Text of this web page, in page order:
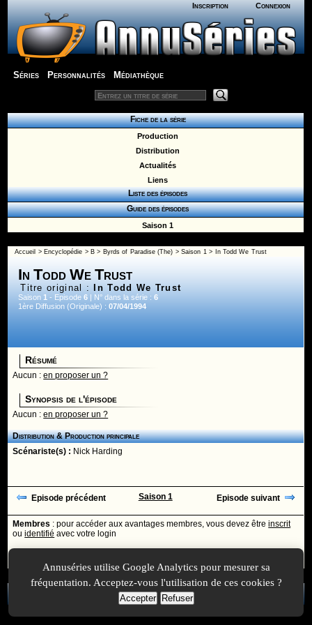
Inscription Connexion
Séries Personnalités Médiathèque
Fiche de la série
Production
Distribution
Actualités
Liens
Liste des épisodes
Guide des épisodes
Saison 1
Accueil > Encyclopédie > B > Byrds of Paradise (The) >Saison 1> In Todd We Trust
In Todd We Trust
Titre original : In Todd We Trust
Saison1 - Episode6 | N° dans la série :6
1ère Diffusion (Originale) :07/04/1994
Résumé
Aucun :en proposer un ?
Synopsis de l'épisode
Aucun :en proposer un ?
Distribution & Production principale
Scénariste(s) : Nick Harding
Episode précédent Saison 1 Episode suivant
Membres : pour accéder aux avantages membres, vous devez êtreinscrit
ouidentifié avec votre login
Contactez-nous-A-Suivre.org-
Annuséries utilise Google Analytics pour mesurer sa
fréquentation. Acceptez-vous l'utilisation de ces cookies ?
Accepter Refuser